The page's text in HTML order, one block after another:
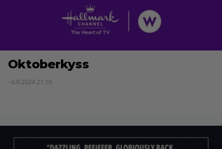
Oktoberkyss
- 6.6.2024 21:10